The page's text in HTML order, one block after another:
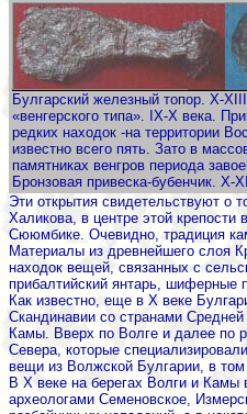
Булгарский железный топор. Х-
«венгерского типа». IХ-Х века.
редких находок -на территории
известно всего пять. Зато в
памятниках венгров периода
Бронзовая привеска-бубенчик.
Эти открытия свидетельствуют о
Халикова, в центре этой
Сююмбике. Очевидно, традиция
Материалы из древнейшего слоя
находок вещей, связанных с
прибалтийский янтарь, шиферные
Как известно, еще в Х веке
Скандинавии со странами
Камы. Вверх по Волге и далее по
Севера, которые
вещи из Волжской Булгарии, в том
В Х веке на берегах Волги и Камы
археологами Семеновское,